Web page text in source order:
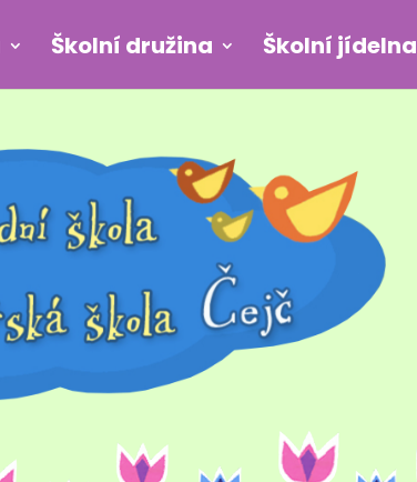
Školní družina Školní jídelna